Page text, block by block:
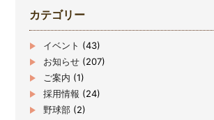
カテゴリー
イベント (43)
お知らせ (207)
ご案内 (1)
採用情報 (24)
野球部 (2)